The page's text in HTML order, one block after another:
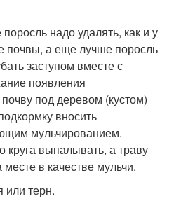
надо удалять, как и у
почвы, а еще лучше поросль
заступом вместе с
появления
под деревом (кустом)
вносить
мульчированием.
круга выпалывать, а траву
в качестве мульчи.